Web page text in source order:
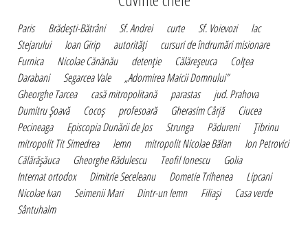
Paris Brădeşti-Bătrâni Sf. Andrei curte Sf. Voievozi
lac
Stejarului
Ioan Girip autorităţi
cursuri de îndrumări misionare
Furnica
Nicolae Cănănău detenţie Călăreşeuca
Colţea
Darabani
Segarcea Vale
„Adormirea Maicii Domnului”
Gheorghe Tarcea
casă mitropolitană parastas
jud. Prahova
Dumitru Şoavă
Cocoş profesoară Gherasim Cârjă
Ciucea
Pecineaga
Episcopia Dunării de Jos Strunga Pădureni
Ţibrinu
mitropolit Tit Simedrea
lemn mitropolit Nicolae Bălan
Ion Petrovici
Călărăşăuca
Gheorghe Rădulescu Teofil Ionescu
Golia
Internat ortodox
Dimitrie Seceleanu Dometie Trihenea
Lipcani
Nicolae Ivan
Seimenii Mari Dintr-un lemn Filiaşi
Casa verde
Sântuhalm